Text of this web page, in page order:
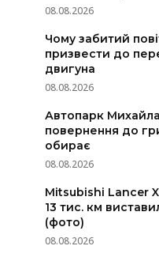
08.08.2026
Чому забитий
призвести до
двигуна
08.08.2026
Автопарк
повернення до
обирає
08.08.2026
Mitsubishi Lancer
13 тис. км
(фото)
08.08.2026